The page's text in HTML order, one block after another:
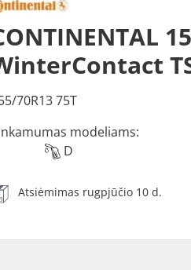
70R13 75T
modeliams:
D
Atsiėmimas rugpjūčio 10 d.